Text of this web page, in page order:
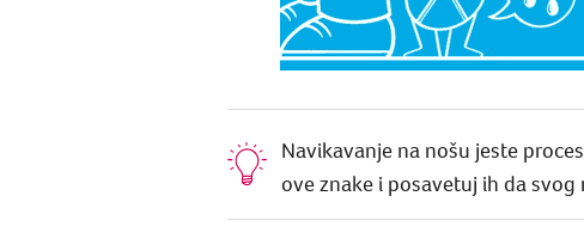
Navikavanje na nošu jeste
ove znake i posavetuj ih da